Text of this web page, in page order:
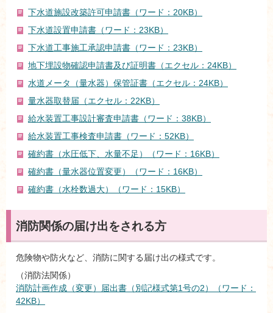
下水道施設改築許可申請書（ワード：20KB）
下水道設置申請書（ワード：23KB）
下水道工事施工承認申請書（ワード：23KB）
地下埋設物確認申請書及び証明書（エクセル：24KB）
水道メータ（量水器）保管証書（エクセル：24KB）
量水器取替届（エクセル：22KB）
給水装置工事設計審査申請書（ワード：38KB）
給水装置工事検査申請書（ワード：52KB）
確約書（水圧低下、水量不足）（ワード：16KB）
確約書（量水器位置変更）（ワード：16KB）
確約書（水栓数過大）（ワード：15KB）
消防関係の届け出をされる方
危険物や防火など、消防に関する届け出の様式です。
（消防法関係）
消防計画作成（変更）届出書（別記様式第1号の2）（ワード：
42KB）